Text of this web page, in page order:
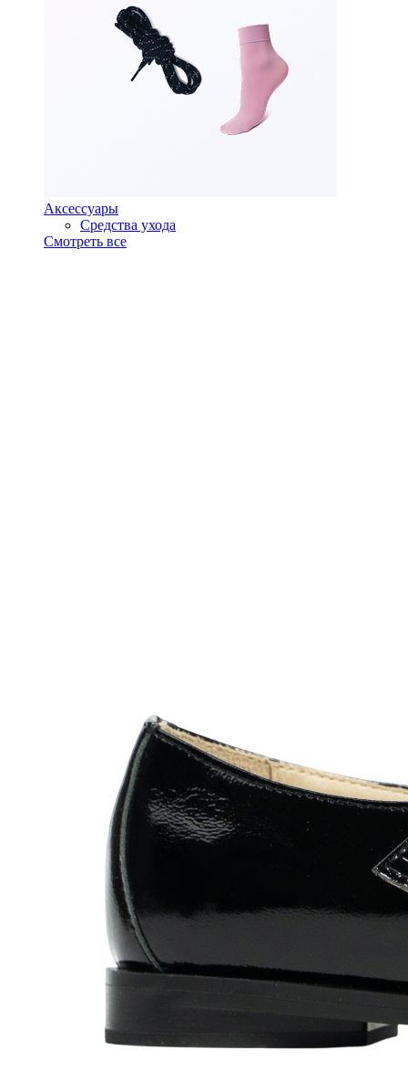
Аксессуары
Средства ухода
Смотреть все